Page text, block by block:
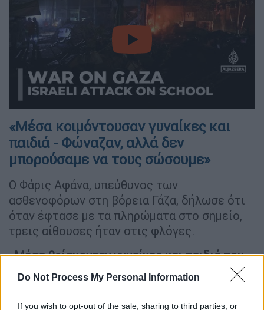
Do Not Process My Personal Information
If you wish to opt-out of the sale, sharing to third parties, or
video
«Μέσα κοιμόντουσαν γυναίκες και
παιδιά - Φώναζαν, αλλά δεν
μπορούσαμε να τους σώσουμε»
Ο Φάρις Αφάνα, υπεύθυνος των
ασθενοφόρων στη βόρεια Γάζα, δήλωσε ότι
όταν έφτασε με τα πληρώματα στο σημείο,
τρεις αίθουσες ήταν στις φλόγες.
«Μέσα βρίσκονταν γυναίκες και παιδιά που
κοιμόντουσαν
. Μερικά φώναζαν, αλλά δεν
μπορέσαμε να τα σώσουμε λόγω της
φωτιάς», είπε στοBBC. «Αυτό που είδαμε